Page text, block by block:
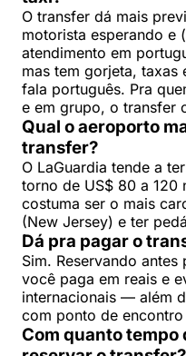
O transfer dá mais
motorista esperando e
atendimento em
mas tem gorjeta, taxas
fala português. Pra
e em grupo, o transfer
Qual o aeroporto
transfer?
O LaGuardia tende a
torno de US$ 80 a 120
costuma ser o mais
(New Jersey) e ter
Dá pra pagar o
Sim. Reservando
você paga em reais e
internacionais — além
com ponto de
Com quanto